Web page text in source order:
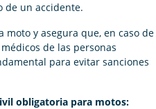
de un accidente.
y asegura que, en caso de
de las personas
para evitar sanciones
obligatoria para motos: